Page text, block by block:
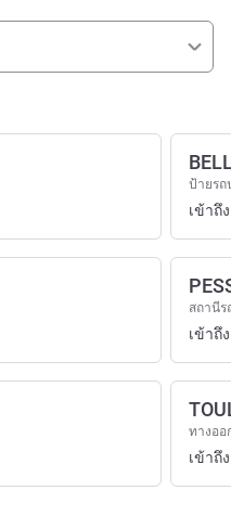
ป้ายรถ
เข้าถึ
สถานีร
เข้าถึ
ทางออ
เข้าถึ